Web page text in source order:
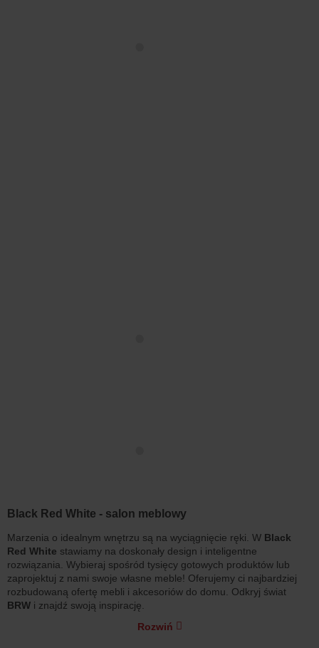
Black Red White - salon meblowy
Marzenia o idealnym wnętrzu są na wyciągnięcie ręki. W Black
Red White stawiamy na doskonały design i inteligentne
rozwiązania. Wybieraj spośród tysięcy gotowych produktów lub
zaprojektuj z nami swoje własne meble! Oferujemy ci najbardziej
rozbudowaną ofertę mebli i akcesoriów do domu. Odkryj świat
BRW i znajdź swoją inspirację.
Rozwiń